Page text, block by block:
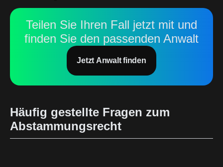
Teilen Sie Ihren Fall jetzt mit und
finden Sie den passenden Anwalt
Jetzt Anwalt finden
Häufig gestellte Fragen zum
Abstammungsrecht